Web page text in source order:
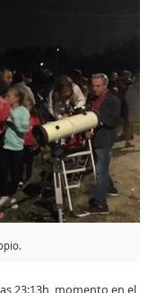
23:13h, momento en el